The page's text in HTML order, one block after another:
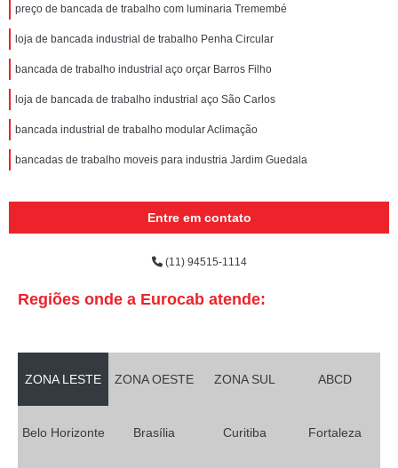
preço de bancada de trabalho com luminaria Tremembé
loja de bancada industrial de trabalho Penha Circular
bancada de trabalho industrial aço orçar Barros Filho
loja de bancada de trabalho industrial aço São Carlos
bancada industrial de trabalho modular Aclimação
bancadas de trabalho moveis para industria Jardim Guedala
Entre em contato
(11) 94515-1114
Regiões onde a Eurocab atende:
ZONA LESTE ZONA OESTE ZONA SUL ABCD
Belo Horizonte Brasília Curitiba Fortaleza